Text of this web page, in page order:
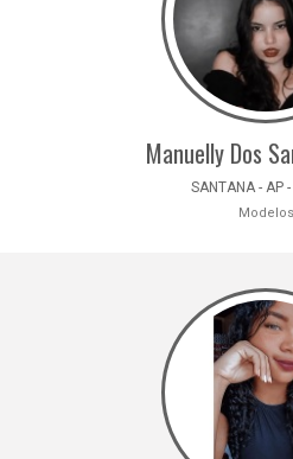
Manuelly Dos
SANTANA - AP
Modelos